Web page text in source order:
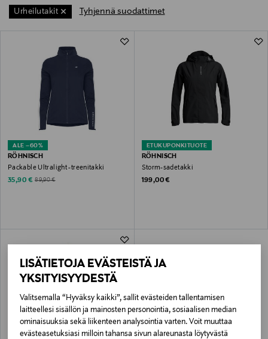
LISÄTIETOJA EVÄSTEISTÄ JA
YKSITYISYYDESTÄ
Valitsemalla “Hyväksy kaikki”, sallit evästeiden tallentamisen
laitteellesi sisällön ja mainosten personointia, sosiaalisen median
ominaisuuksia sekä liikenteen analysointia varten. Voit muuttaa
evästeasetuksiasi milloin tahansa sivun alareunasta löytyvästä
Urheilutakit Tyhjennä suodattimet
ALE –60%
RÖHNISCH
Packable Ultralight -treenitakki
Discounted Price
35,90 € Original Price
89,90 €
ETUKUPONKITUOTE
RÖHNISCH
Storm-sadetakki
Original Price
199,00 €